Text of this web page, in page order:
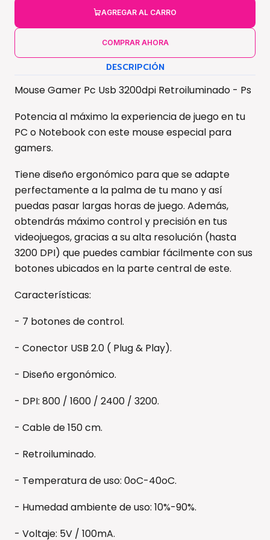
AGREGAR AL CARRO
COMPRAR AHORA
DESCRIPCIÓN
Mouse Gamer Pc Usb 3200dpi Retroiluminado - Ps
Potencia al máximo la experiencia de juego en tu
PC o Notebook con este mouse especial para
gamers.
Tiene diseño ergonómico para que se adapte
perfectamente a la palma de tu mano y así
puedas pasar largas horas de juego. Además,
obtendrás máximo control y precisión en tus
videojuegos, gracias a su alta resolución (hasta
3200 DPI) que puedes cambiar fácilmente con sus
botones ubicados en la parte central de este.
Características:
- 7 botones de control.
- Conector USB 2.0 ( Plug & Play).
- Diseño ergonómico.
- DPI: 800 / 1600 / 2400 / 3200.
- Cable de 150 cm.
- Retroiluminado.
- Temperatura de uso: 0oC-40oC.
- Humedad ambiente de uso: 10%-90%.
- Voltaje: 5V / 100mA.